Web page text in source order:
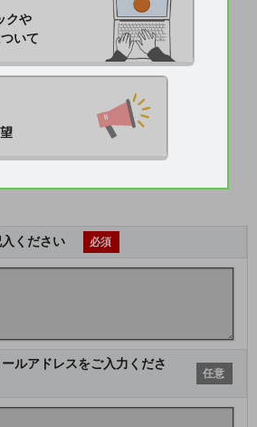
クや
いて
ください 必須
ルアドレスをご入力くださ
任意